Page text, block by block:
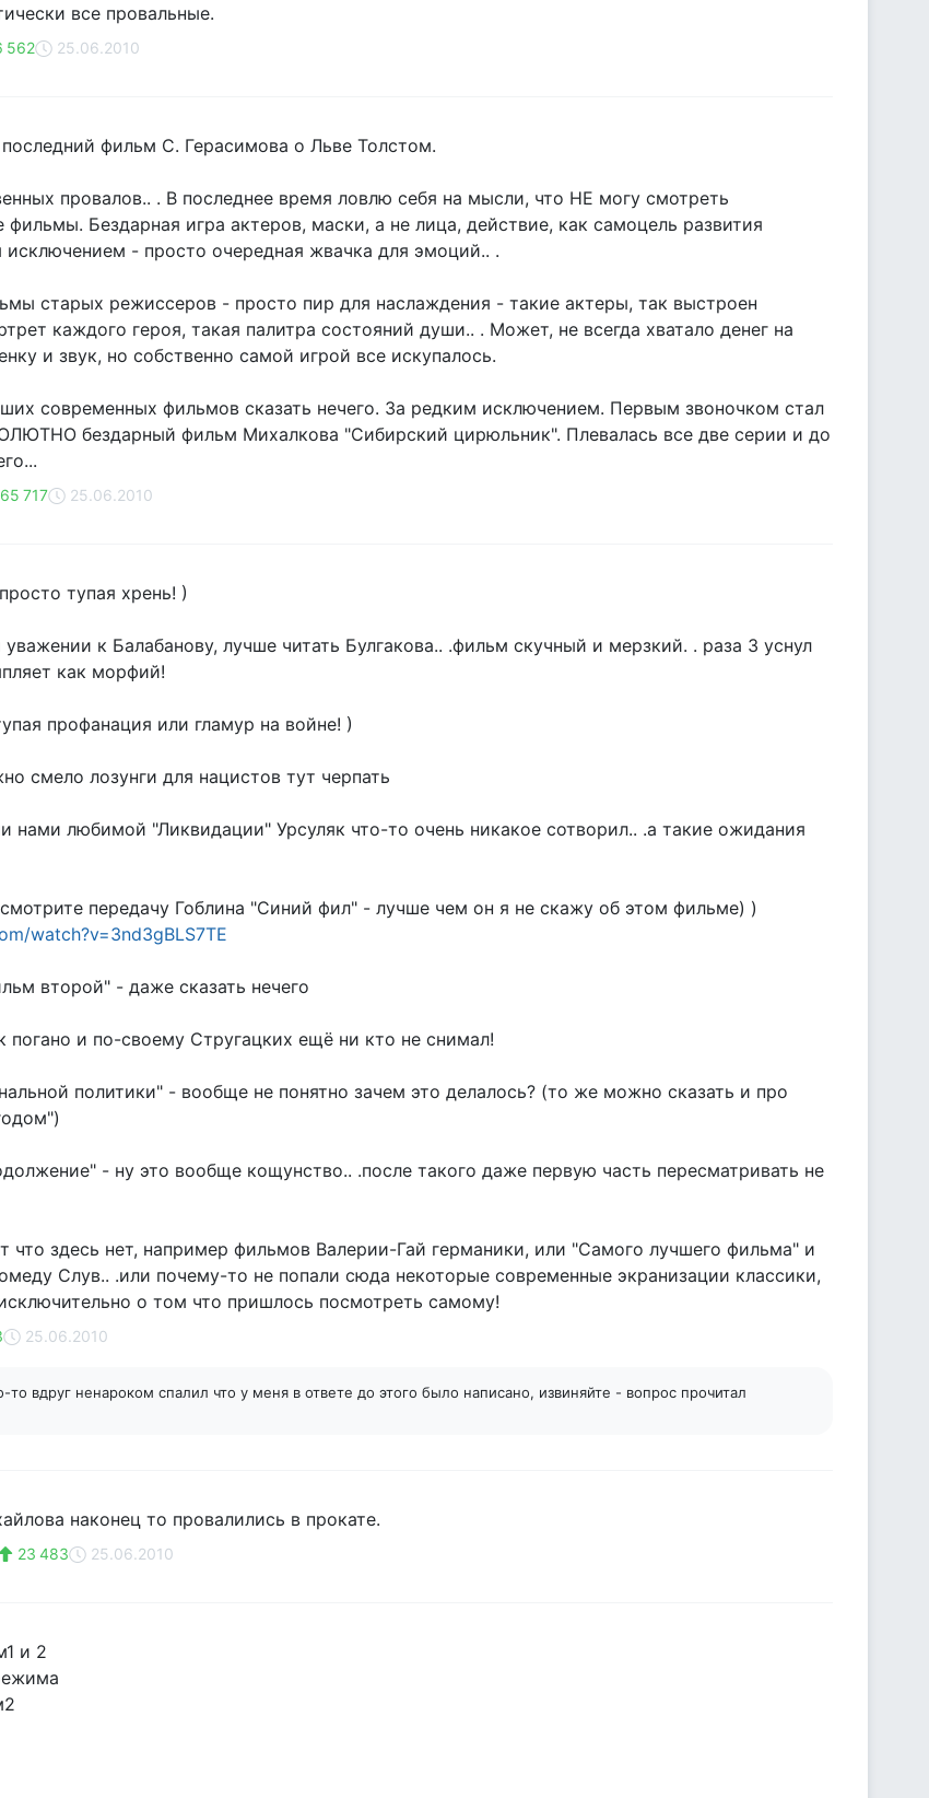
все провальные.
562 25.06.2010
фильм С. Герасимова о Льве Толстом.
провалов.. . В последнее время ловлю себя на мысли, что НЕ могу смотреть
фильмы. Бездарная игра актеров, маски, а не лица, действие, как самоцель развития
- просто очередная жвачка для эмоций.. .
старых режиссеров - просто пир для наслаждения - такие актеры, так выстроен
каждого героя, такая палитра состояний души.. . Может, не всегда хватало денег на
и звук, но собственно самой игрой все искупалось.
современных фильмов сказать нечего. За редким исключением. Первым звоночком стал
бездарный фильм Михалкова "Сибирский цирюльник". Плевалась все две серии и до
65 717 25.06.2010
тупая хрень! )
к Балабанову, лучше читать Булгакова.. .фильм скучный и мерзкий. . раза 3 уснул
как морфий!
профанация или гламур на войне! )
смело лозунги для нацистов тут черпать
нами любимой "Ликвидации" Урсуляк что-то очень никакое сотворил.. .а такие ожидания
передачу Гоблина "Синий фил" - лучше чем он я не скажу об этом фильме) )
watch?v=3nd3gBLS7TE
второй" - даже сказать нечего
погано и по-своему Стругацких ещё ни кто не снимал!
политики" - вообще не понятно зачем это делалось? (то же можно сказать и про
- ну это вообще кощунство.. .после такого даже первую часть пересматривать не
что здесь нет, например фильмов Валерии-Гай германики, или "Самого лучшего фильма" и
Слув.. .или почему-то не попали сюда некоторые современные экранизации классики,
о том что пришлось посмотреть самому!
25.06.2010
то вдруг ненароком спалил что у меня в ответе до этого было написано, извиняйте - вопрос прочитал
наконец то провалились в прокате.
23 483 25.06.2010
и 2